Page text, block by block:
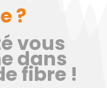
?
vous
dans
fibre !